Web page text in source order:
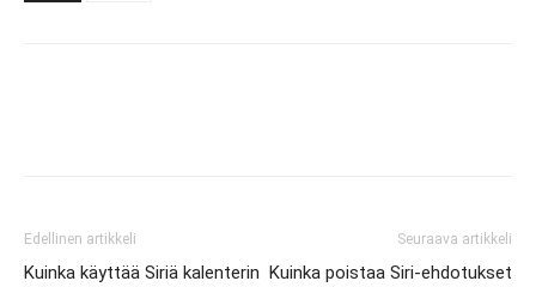
Edellinen artikkeli
Kuinka käyttää Siriä kalenterin
Seuraava artikkeli
Kuinka poistaa Siri-ehdotukset